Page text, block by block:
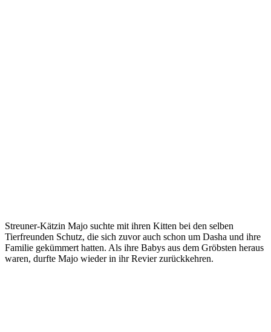
Streuner-Kätzin Majo suchte mit ihren Kitten bei den selben
Tierfreunden Schutz, die sich zuvor auch schon um Dasha und ihre
Familie gekümmert hatten. Als ihre Babys aus dem Gröbsten heraus
waren, durfte Majo wieder in ihr Revier zurückkehren.